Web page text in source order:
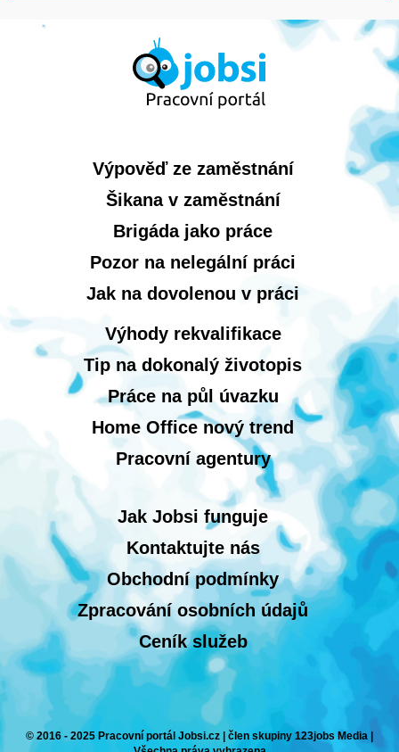
Výpověď ze zaměstnání
Šikana v zaměstnání
Brigáda jako práce
Pozor na nelegální práci
Jak na dovolenou v práci
Výhody rekvalifikace
Tip na dokonalý životopis
Práce na půl úvazku
Home Office nový trend
Pracovní agentury
Jak Jobsi funguje
Kontaktujte nás
Obchodní podmínky
Zpracování osobních údajů
Ceník služeb
© 2016 - 2025 Pracovní portál Jobsi.cz | člen skupiny 123jobs Media |